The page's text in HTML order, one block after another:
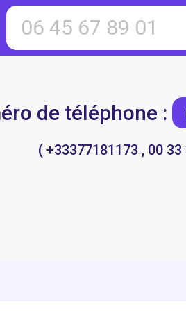
de téléphone :
( +33377181173 , 00